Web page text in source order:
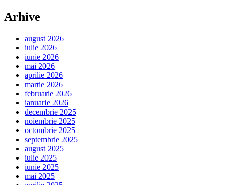
Arhive
august 2026
iulie 2026
iunie 2026
mai 2026
aprilie 2026
martie 2026
februarie 2026
ianuarie 2026
decembrie 2025
noiembrie 2025
octombrie 2025
septembrie 2025
august 2025
iulie 2025
iunie 2025
mai 2025